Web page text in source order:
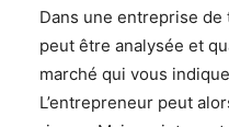
Dans une entreprise de
peut être analysée et
marché qui vous
L’entrepreneur peut